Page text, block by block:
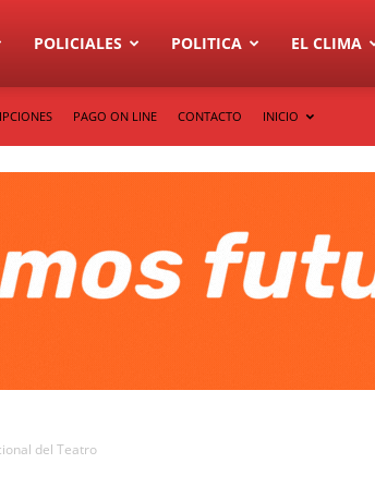
POLICIALES POLITICA EL CLIMA
PAGO ON LINE CONTACTO INICIO
del Teatro